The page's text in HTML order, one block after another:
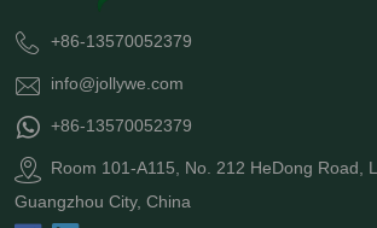
+86-13570052379
info@jollywe.com
+86-13570052379
Room 101-A115, No. 212 HeDong Road,
Guangzhou City, China